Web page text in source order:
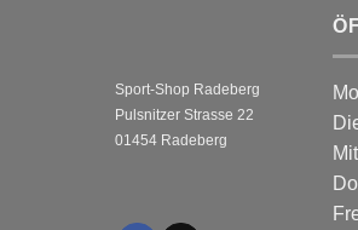
Sport-Shop Radeberg
Pulsnitzer Strasse 22
01454 Radeberg